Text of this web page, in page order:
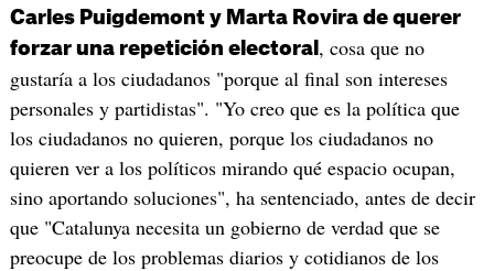
Carles Puigdemont y Marta Rovira de querer
forzar una repetición electoral , cosa que no
gustaría a los ciudadanos "porque al final son intereses
personales y partidistas". "Yo creo que es la política que
los ciudadanos no quieren, porque los ciudadanos no
quieren ver a los políticos mirando qué espacio ocupan,
sino aportando soluciones", ha sentenciado, antes de decir
que "Catalunya necesita un gobierno de verdad que se
preocupe de los problemas diarios y cotidianos de los